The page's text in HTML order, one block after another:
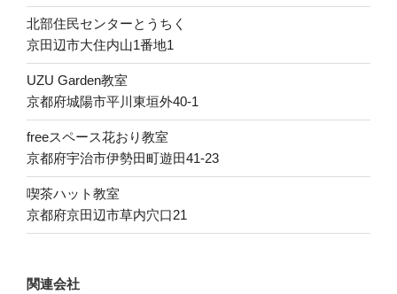
北部住民センターとうちく
京田辺市大住内山1番地1
UZU Garden教室
京都府城陽市平川東垣外40-1
freeスペース花おり教室
京都府宇治市伊勢田町遊田41-23
喫茶ハット教室
京都府京田辺市草内穴口21
関連会社